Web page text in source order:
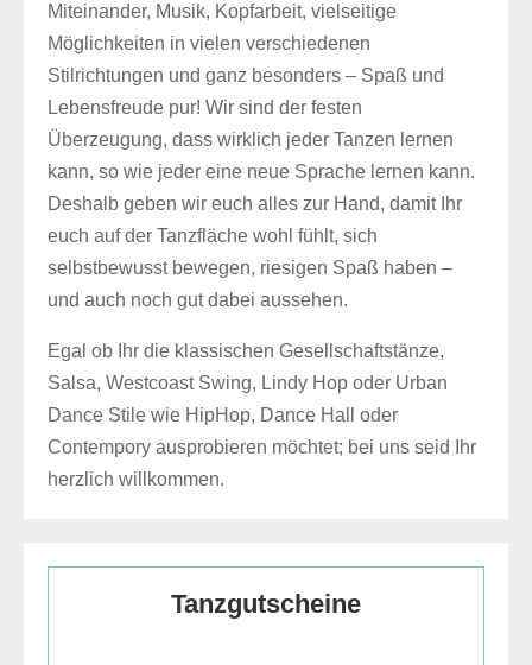
Miteinander, Musik, Kopfarbeit, vielseitige
Möglichkeiten in vielen verschiedenen
Stilrichtungen und ganz besonders – Spaß und
Lebensfreude pur! Wir sind der festen
Überzeugung, dass wirklich jeder Tanzen lernen
kann, so wie jeder eine neue Sprache lernen kann.
Deshalb geben wir euch alles zur Hand, damit Ihr
euch auf der Tanzfläche wohl fühlt, sich
selbstbewusst bewegen, riesigen Spaß haben –
und auch noch gut dabei aussehen.
Egal ob Ihr die klassischen Gesellschaftstänze,
Salsa, Westcoast Swing, Lindy Hop oder Urban
Dance Stile wie HipHop, Dance Hall oder
Contempory ausprobieren möchtet; bei uns seid Ihr
herzlich willkommen.
Tanzgutscheine